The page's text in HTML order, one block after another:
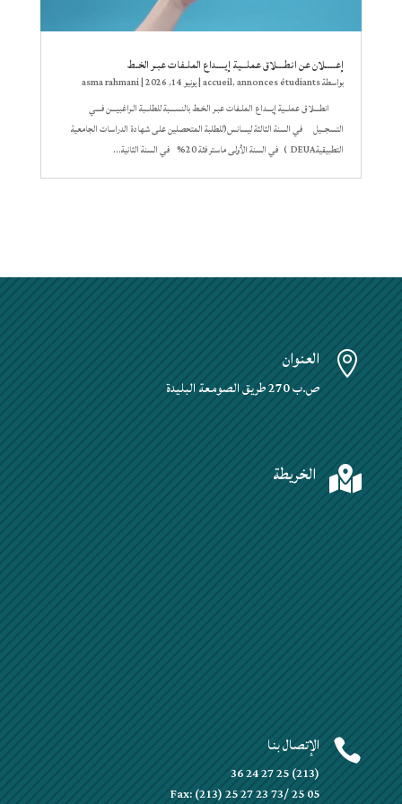
إعــــلان عن انطـــلاق عملــية إيـــداع الملـفات عبـر الخـط
بواسطة ‪ asma rahmani | ‏يونيو 14, 2026|accueil,annonces étudiants
انطـــلاق عملــية إيـــداع الملـفات عبـر الخـط بالنســـبة للطلــبة الـراغبيـــن فـــي
التسجــيل في السنة الثالثة ليسانس(للطلبة المتحصلين على شهادة الدراسات الجامعية
التطبيقيةDEUA ) في السنة الأولى ماستر فئة 20% في السنة الثانية...
 العنوان
ص.ب 270 طريق الصومعة البليدة
 الخريطة
 الإتصال بنا
(213) 25 27 24 36
Fax: (213) 25 27 23 73/ 25 05